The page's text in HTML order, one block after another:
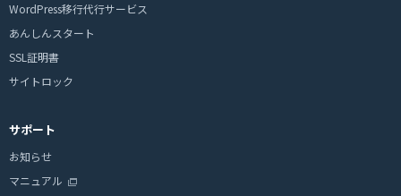
WordPress移行代行サービス
あんしんスタート
SSL証明書
サイトロック
サポート
お知らせ
マニュアル